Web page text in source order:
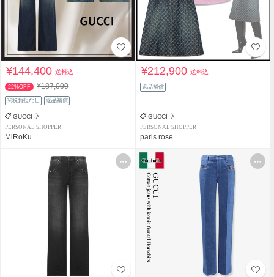
¥144,400送料込
22%OFF ¥187,000
関税負担なし 返品補償
GUCCI
PERSONAL SHOPPER
MiRoKu
¥212,900送料込
返品補償
GUCCI
PERSONAL SHOPPER
paris.rose